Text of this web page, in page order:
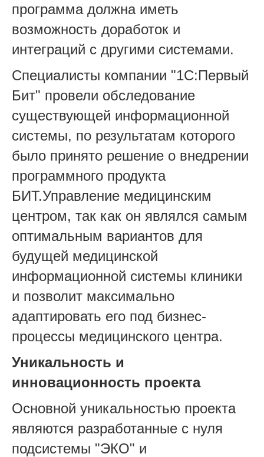
программа должна иметь
возможность доработок и
интеграций с другими системами.
Специалисты компании "1С:Первый
Бит" провели обследование
существующей информационной
системы, по результатам которого
было принято решение о внедрении
программного продукта
БИТ.Управление медицинским
центром, так как он являлся самым
оптимальным вариантов для
будущей медицинской
информационной системы клиники
и позволит максимально
адаптировать его под бизнес-
процессы медицинского центра.
Уникальность и
инновационность проекта
Основной уникальностью проекта
являются разработанные с нуля
подсистемы "ЭКО" и